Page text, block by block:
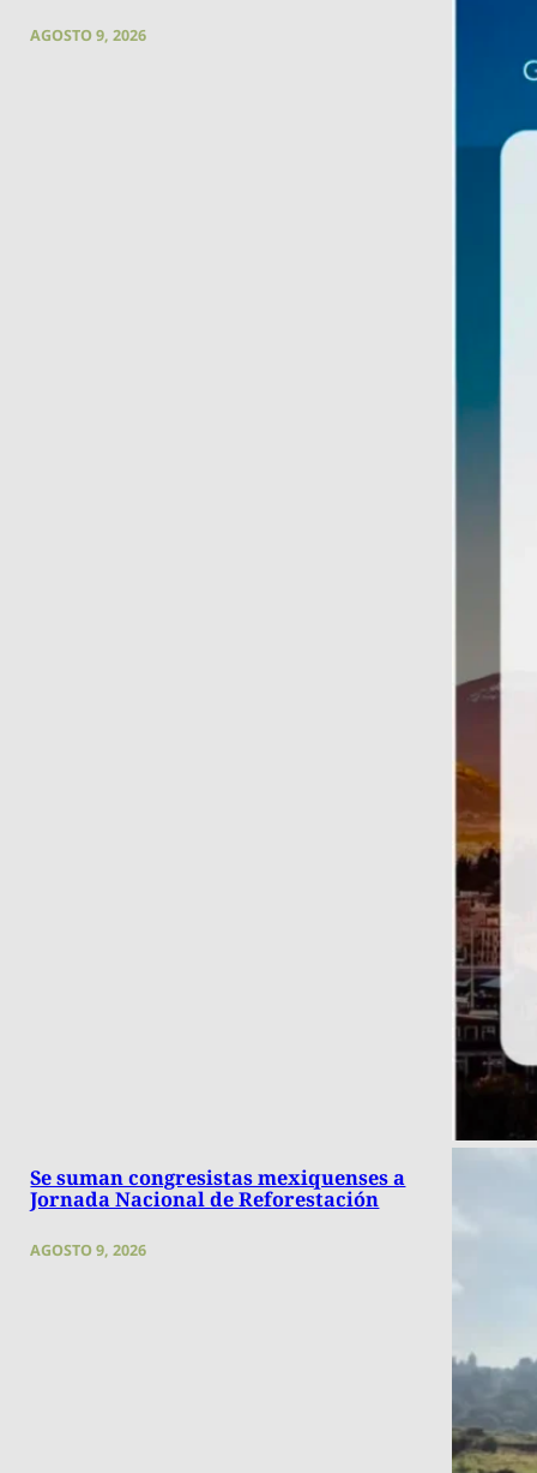
AGOSTO 9, 2026
Se suman congresistas mexiquenses a
Jornada Nacional de Reforestación
AGOSTO 9, 2026